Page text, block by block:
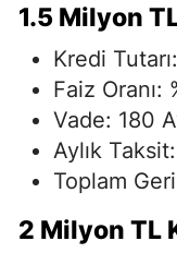
1.5 Milyon
Kredi
Faiz Oranı:
Vade: 180
Aylık
Toplam
2 Milyon TL